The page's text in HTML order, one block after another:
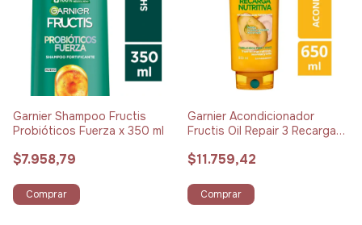
Garnier Shampoo Fructis
Probióticos Fuerza x 350 ml
$7.958,79
Comprar
Garnier Acondicionador
Fructis Oil Repair 3 Recarga
$11.759,42
Comprar